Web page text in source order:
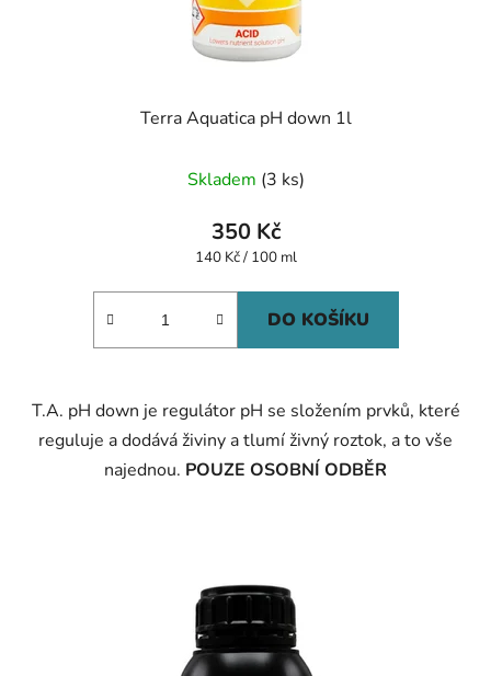
Terra Aquatica pH down 1l
Skladem (3 ks)
350 Kč
Měrná
140 Kč / 100 ml
DO KOŠÍKU
T.A. pH down je regulátor pH se složením prvků, které
reguluje a dodává živiny a tlumí živný roztok, a to vše
najednou. POUZE OSOBNÍ ODBĚR